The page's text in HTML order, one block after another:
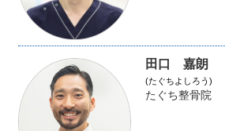
田口 嘉朗
(たぐちよしろう)
たぐち整骨院